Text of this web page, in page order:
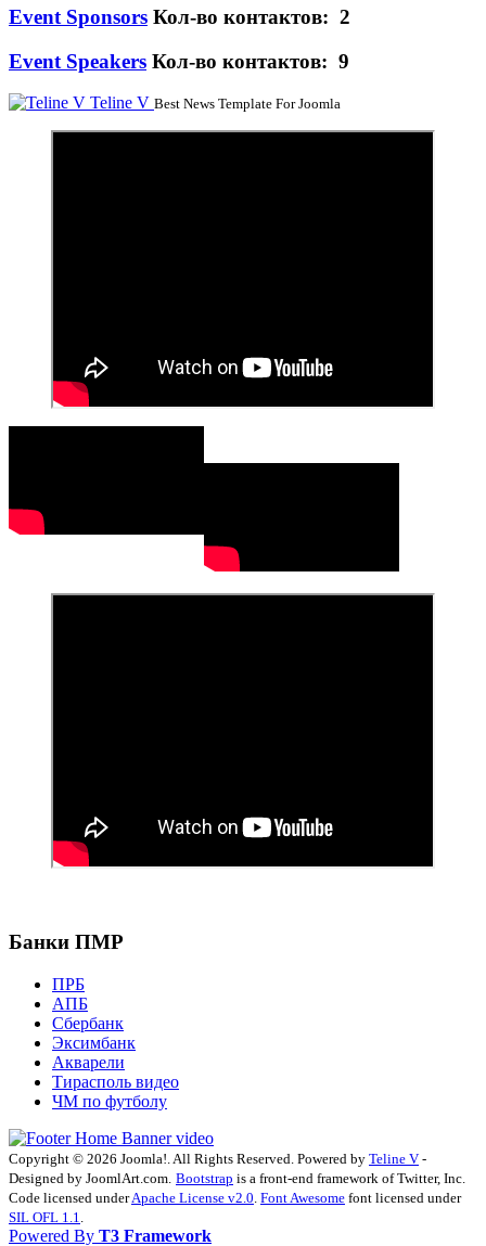
Event Sponsors Кол-во контактов: 2
Event Speakers Кол-во контактов: 9
Teline V Best News Template For Joomla
Банки ПМР
ПРБ
АПБ
Сбербанк
Эксимбанк
Акварели
Тирасполь видео
ЧМ по футболу
Copyright © 2026 Joomla!. All Rights Reserved. Powered by Teline V -
Designed by JoomlArt.com. Bootstrap is a front-end framework of Twitter, Inc.
Code licensed underApache License v2.0 Font Awesome font licensed under
SIL OFL 1.1
Powered By T3 Framework